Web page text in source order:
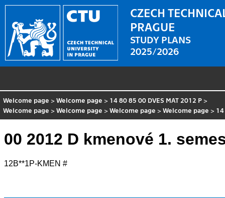
CZECH
PRAGUE
STUDY PLANS
2025/2026
Welcome page >Welcome page > 14 80 85 00 DVES MAT 2012 P >
Welcome page >Welcome page >Welcome page >Welcome page > 14
00 2012 D kmenové 1.
12B**1P-KMEN #